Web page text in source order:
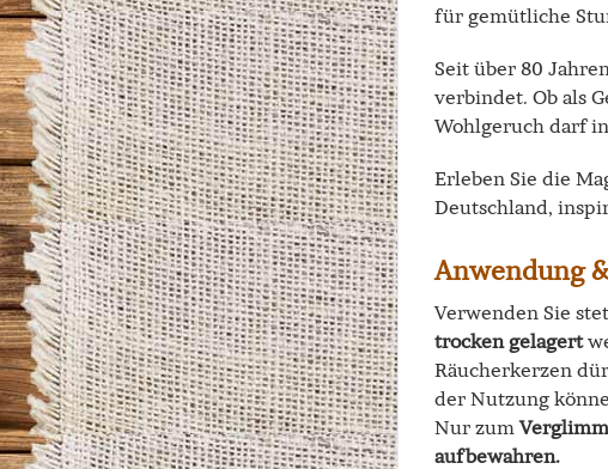
für gemütliche
Seit über 80
verbindet. Ob als
Wohlgeruch darf
Erleben Sie die
Deutschland,
Anwendung
Verwenden Sie
trocken gelagert
Räucherkerzen
der Nutzung
Nur zum
aufbewahren.